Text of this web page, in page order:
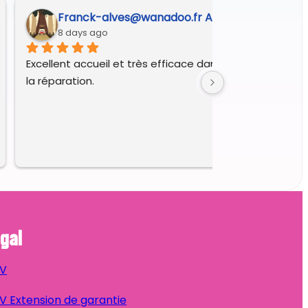
Franck-alves@wanadoo.fr A.
8 days ago
Excellent accueil et très efficace dans le diagnostic et
la réparation.
Extension de garantie